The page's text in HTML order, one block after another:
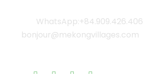
WhatsApp:+84.909.426.406
bonjour@mekongvillages.com